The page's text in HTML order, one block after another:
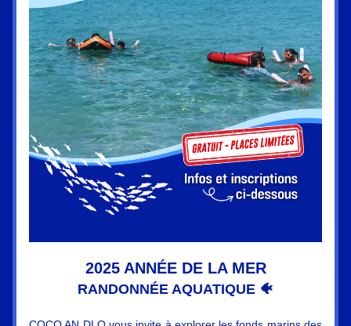
2025 ANNÉE DE LA MER
RANDONNÉE AQUATIQUE 🐠